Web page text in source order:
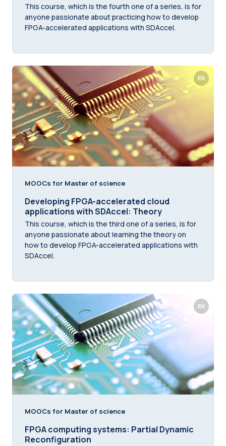
This course, which is the fourth one of a series, is for
anyone passionate about practicing how to develop
FPGA-accelerated applications with SDAccel.
EN
MOOCs for Master of science
Developing FPGA-accelerated cloud
applications with SDAccel: Theory
This course, which is the third one of a series, is for
anyone passionate about learning the theory on
how to develop FPGA-accelerated applications with
SDAccel.
EN
MOOCs for Master of science
FPGA computing systems: Partial Dynamic
Reconfiguration